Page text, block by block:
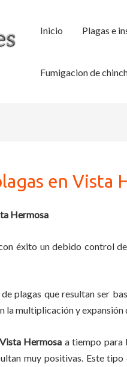
Inicio Plagas e
Fumigacion de
en Vista
Hermosa
éxito un debido control
plagas que resultan ser
la multiplicación y
Hermosa a tiempo para
muy positivas. Este